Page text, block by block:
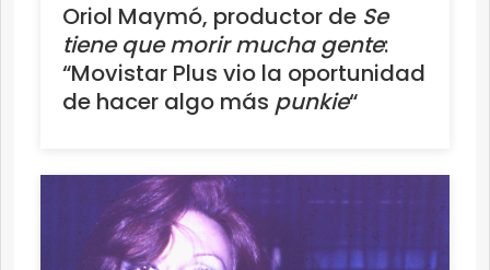
Oriol Maymó, productor de Se
tiene que morir mucha gente:
“Movistar Plus vio la oportunidad
de hacer algo más punkie“